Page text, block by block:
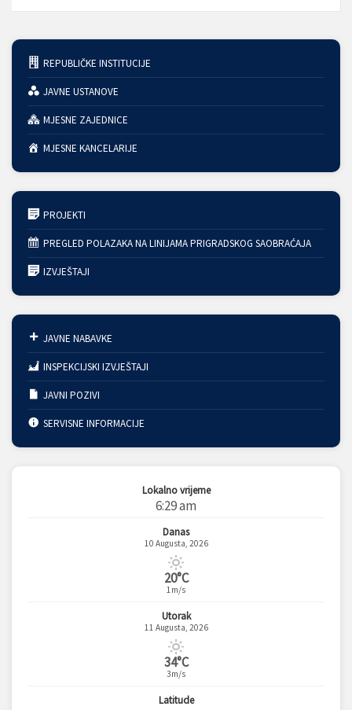
REPUBLIČKE INSTITUCIJE
JAVNE USTANOVE
MJESNE ZAJEDNICE
MJESNE KANCELARIJE
PROJEKTI
PREGLED POLAZAKA NA LINIJAMA PRIGRADSKOG SAOBRAĆAJA
IZVJEŠTAJI
JAVNE NABAVKE
INSPEKCIJSKI IZVJEŠTAJI
JAVNI POZIVI
SERVISNE INFORMACIJE
Lokalno vrijeme
6:29 am
Danas
10 Augusta, 2026
20°C
1m/s
Utorak
11 Augusta, 2026
34°C
3m/s
Latitude